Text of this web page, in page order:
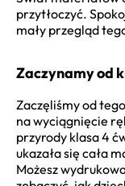
przytłoczyć.
mały przegląd
Zaczynamy od
Zaczęliśmy od
na wyciągnięcie
przyrody klasa 4
ukazała się cała
Możesz